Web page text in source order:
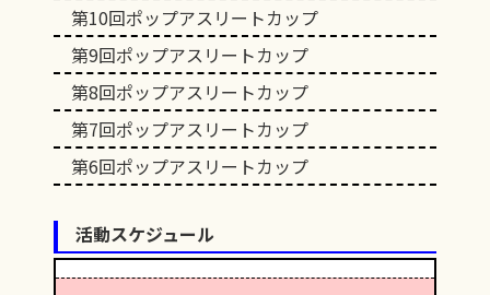
第10回ポップアスリートカップ
第9回ポップアスリートカップ
第8回ポップアスリートカップ
第7回ポップアスリートカップ
第6回ポップアスリートカップ
活動スケジュール